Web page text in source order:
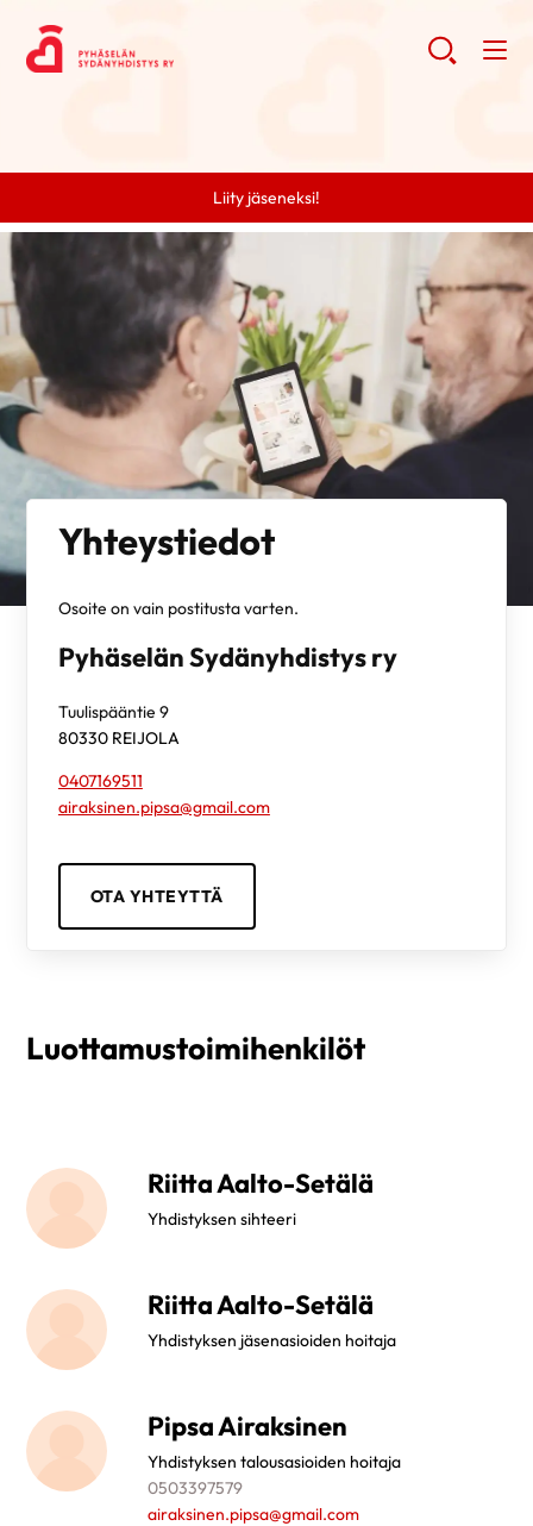
Liity jäseneksi!
Yhteystiedot
Osoite on vain postitusta varten.
Pyhäselän Sydänyhdistys ry
Tuulispääntie 9
80330 REIJOLA
0407169511
airaksinen.pipsa@gmail.com
OTA YHTEYTTÄ
Luottamustoimihenkilöt
Riitta Aalto-Setälä
Yhdistyksen sihteeri
Riitta Aalto-Setälä
Yhdistyksen jäsenasioiden hoitaja
Pipsa Airaksinen
Yhdistyksen talousasioiden hoitaja
0503397579
airaksinen.pipsa@gmail.com